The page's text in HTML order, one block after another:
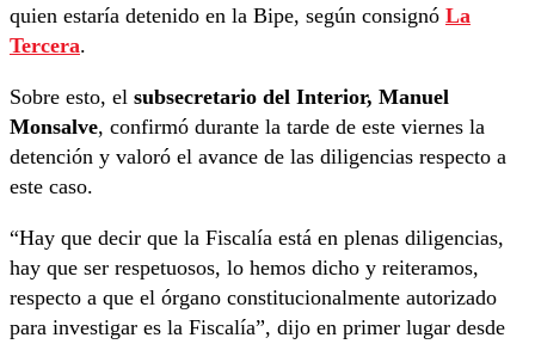
quien estaría detenido en la Bipe, según consignó La
Tercera.
Sobre esto, el subsecretario del Interior, Manuel
Monsalve, confirmó durante la tarde de este viernes la
detención y valoró el avance de las diligencias respecto a
este caso.
“Hay que decir que la Fiscalía está en plenas diligencias,
hay que ser respetuosos, lo hemos dicho y reiteramos,
respecto a que el órgano constitucionalmente autorizado
para investigar es la Fiscalía”, dijo en primer lugar desde